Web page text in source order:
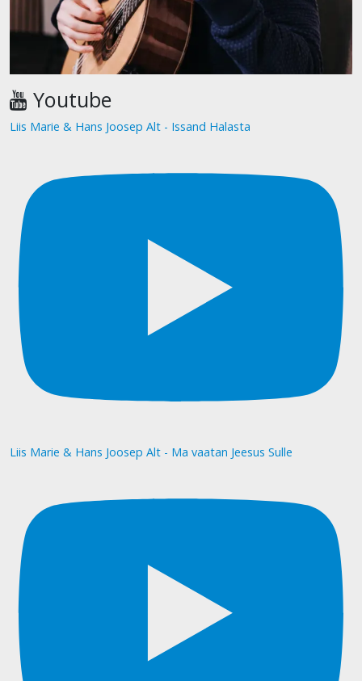
Youtube
Liis Marie & Hans Joosep Alt - Issand Halasta
Liis Marie & Hans Joosep Alt - Ma vaatan Jeesus Sulle